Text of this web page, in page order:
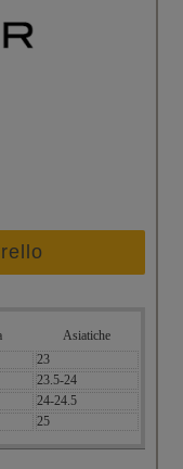
Asiatiche
23
23.5-24
24-24.5
25